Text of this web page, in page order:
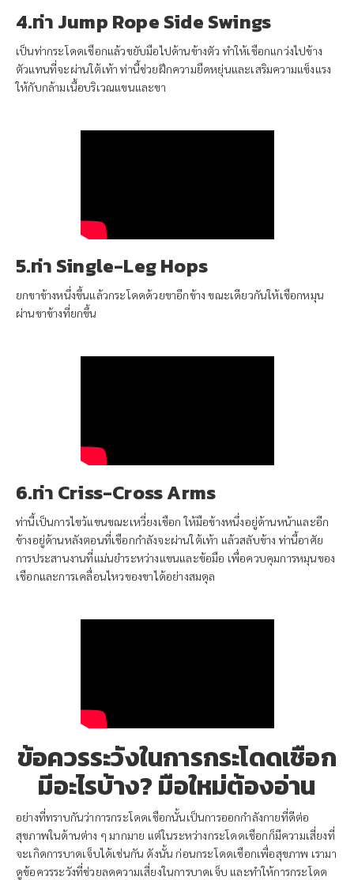
4.ท่า Jump Rope Side Swings
เป็นท่ากระโดดเชือกแล้วขยับมือไปด้านข้างตัว ทำให้เชือกแกว่งไปข้าง
ตัวแทนที่จะผ่านใต้เท้า ท่านี้ช่วยฝึกความยืดหยุ่นและเสริมความแข็งแรง
ให้กับกล้ามเนื้อบริเวณแขนและขา
5.ท่า Single-Leg Hops
ยกขาข้างหนึ่งขึ้นแล้วกระโดดด้วยขาอีกข้าง ขณะเดียวกันให้เชือกหมุน
ผ่านขาข้างที่ยกขึ้น
6.ท่า Criss-Cross Arms
ท่านี้เป็นการไขว้แขนขณะเหวี่ยงเชือก ให้มือข้างหนึ่งอยู่ด้านหน้าและอีก
ข้างอยู่ด้านหลังตอนที่เชือกกำลังจะผ่านใต้เท้า แล้วสลับข้าง ท่านี้อาศัย
การประสานงานที่แม่นยำระหว่างแขนและข้อมือ เพื่อควบคุมการหมุนของ
เชือกและการเคลื่อนไหวของขาได้อย่างสมดุล
ข้อควรระวังในการกระโดดเชือก
มีอะไรบ้าง? มือใหม่ต้องอ่าน
อย่างที่ทราบกันว่าการกระโดดเชือกนั้นเป็นการออกกำลังกายที่ดีต่อ
สุขภาพในด้านต่าง ๆ มากมาย แต่ในระหว่างกระโดดเชือกก็มีความเสี่ยงที่
จะเกิดการบาดเจ็บได้เช่นกัน ดังนั้น ก่อนกระโดดเชือกเพื่อสุขภาพ เรามา
ดูข้อควรระวังที่ช่วยลดความเสี่ยงในการบาดเจ็บ และทำให้การกระโดด